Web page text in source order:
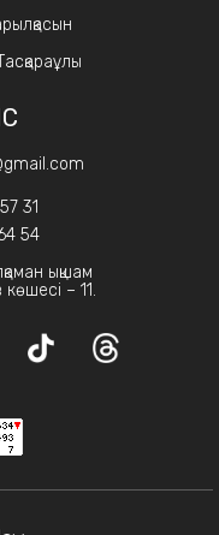
31
54
ықшам
– 11.